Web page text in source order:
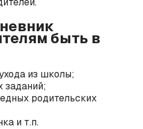
быть в
из школы;
заданий;
родительских
и т.п.